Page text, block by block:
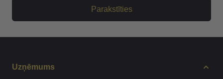
Parakstīties
Uzņēmums